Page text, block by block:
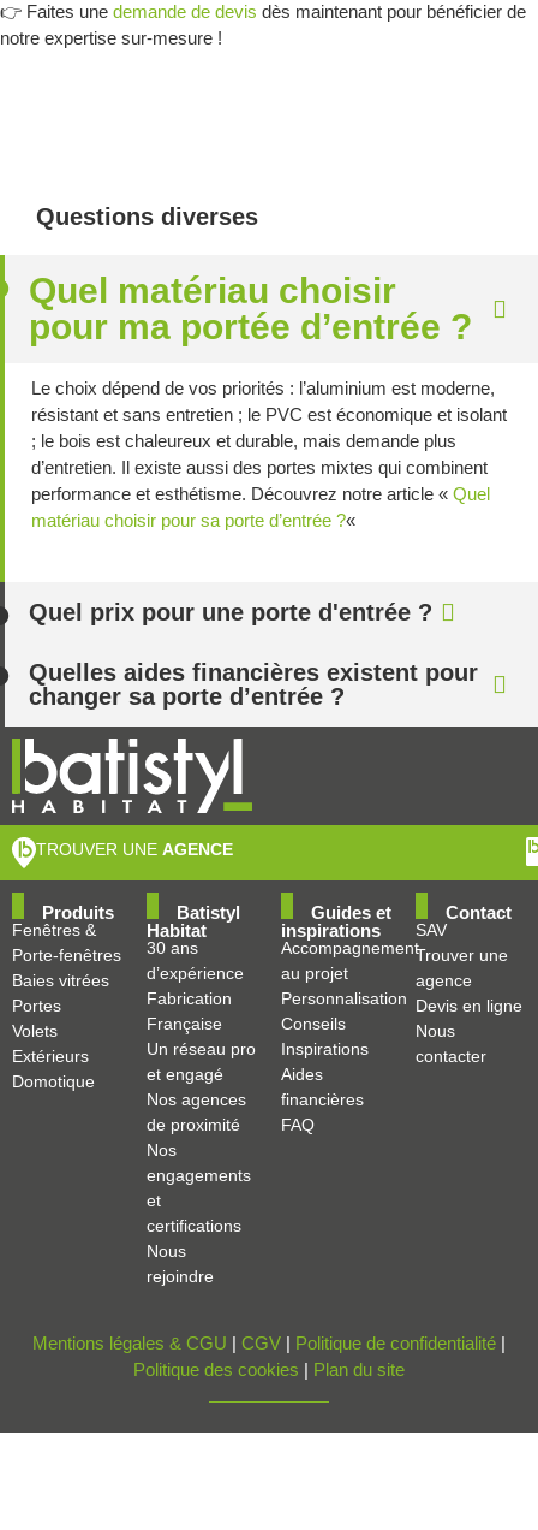
👉 Faites une demande de devis dès maintenant pour bénéficier de
notre expertise sur-mesure !
Questions diverses
Quel matériau choisir
pour ma portée d’entrée ?
Le choix dépend de vos priorités : l’aluminium est moderne,
résistant et sans entretien ; le PVC est économique et isolant
; le bois est chaleureux et durable, mais demande plus
d’entretien. Il existe aussi des portes mixtes qui combinent
performance et esthétisme. Découvrez notre article « Quel
matériau choisir pour sa porte d’entrée ?«
Quel prix pour une porte d'entrée ?
Quelles aides financières existent pour
changer sa porte d’entrée ?
TROUVER UNE AGENCE
Produits
Fenêtres &
Porte-fenêtres
Baies vitrées
Portes
Volets
Extérieurs
Domotique
Batistyl
Habitat
30 ans
d’expérience
Fabrication
Française
Un réseau pro
et engagé
Nos agences
de proximité
Nos
engagements
et
certifications
Nous
rejoindre
Guides et
inspirations
Accompagnement
au projet
Personnalisation
Conseils
Inspirations
Aides
financières
FAQ
Contact
SAV
Trouver une
agence
Devis en ligne
Nous
contacter
Mentions légales & CGU | CGV | Politique de confidentialité |
Politique des cookies | Plan du site